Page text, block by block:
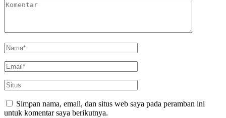
Simpan nama, email, dan situs web saya pada peramban ini
untuk komentar saya berikutnya.